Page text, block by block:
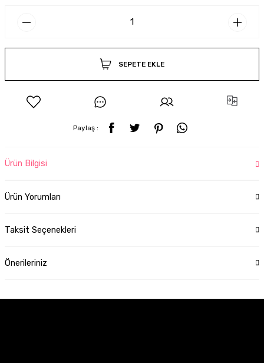
SEPETE EKLE
Paylaş :
Ürün Bilgisi
Ürün Yorumları
Taksit Seçenekleri
Önerileriniz